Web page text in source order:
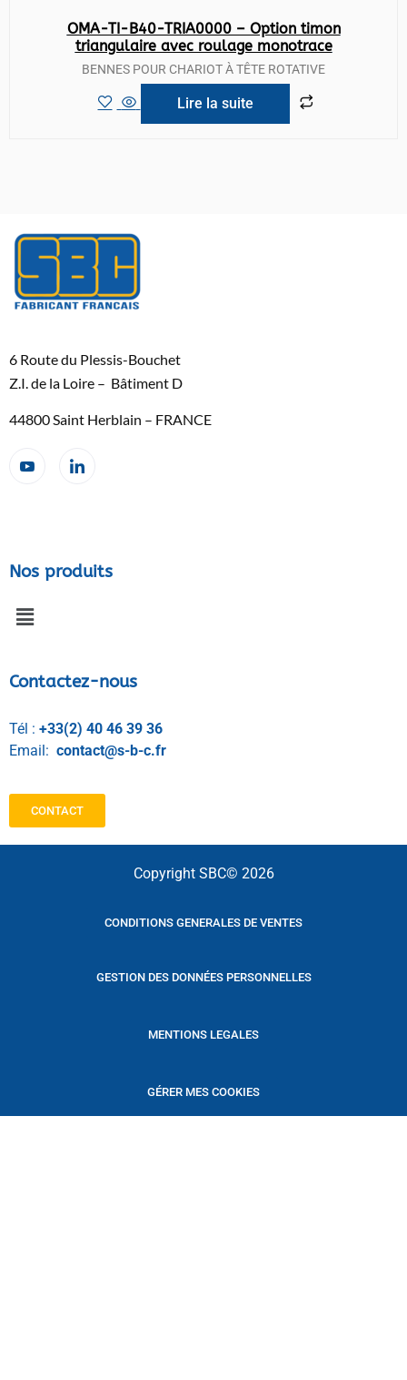
OMA-TI-B40-TRIA0000 – Option timon
triangulaire avec roulage monotrace
BENNES POUR CHARIOT À TÊTE ROTATIVE
Lire la suite
6 Route du Plessis-Bouchet
Z.I. de la Loire – Bâtiment D
44800 Saint Herblain – FRANCE
Nos produits
Contactez-nous
Tél : +33(2) 40 46 39 36
Email: contact@s-b-c.fr
CONTACT
Copyright SBC© 2026
CONDITIONS GENERALES DE VENTES
GESTION DES DONNÉES PERSONNELLES
MENTIONS LEGALES
GÉRER MES COOKIES